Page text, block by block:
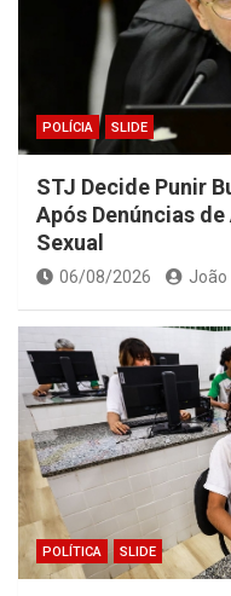
POLÍCIA SLIDE
STJ Decide Punir
Após Denúncias
Sexual
06/08/2026 João
POLÍTICA SLIDE